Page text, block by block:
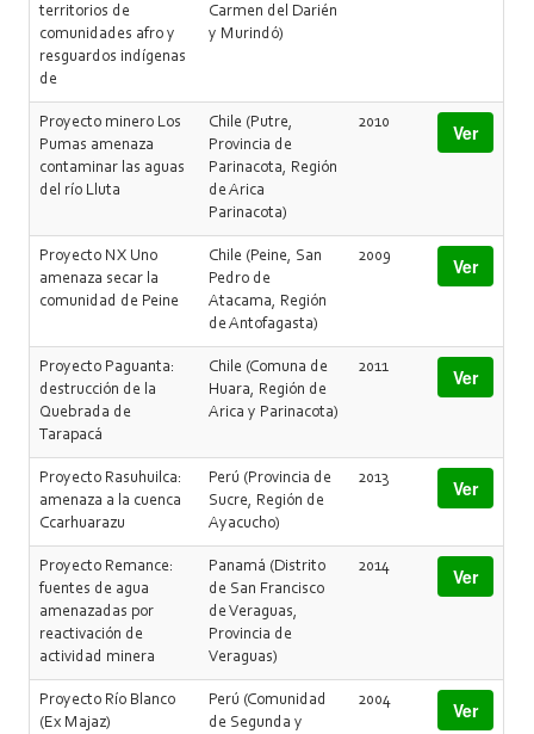
territorios de
comunidades afro y
resguardos indígenas
de
Carmen del Darién
y Murindó)
Proyecto minero Los
Pumas amenaza
contaminar las aguas
del río Lluta
Chile (Putre,
Provincia de
Parinacota, Región
de Arica
Parinacota)
2010 Ver
Proyecto NX Uno
amenaza secar la
comunidad de Peine
Chile (Peine, San
Pedro de
Atacama, Región
de Antofagasta)
2009 Ver
Proyecto Paguanta:
destrucción de la
Quebrada de
Tarapacá
Chile (Comuna de
Huara, Región de
Arica y Parinacota)
2011 Ver
Proyecto Rasuhuilca:
amenaza a la cuenca
Ccarhuarazu
Perú (Provincia de
Sucre, Región de
Ayacucho)
2013 Ver
Proyecto Remance:
fuentes de agua
amenazadas por
reactivación de
actividad minera
Panamá (Distrito
de San Francisco
de Veraguas,
Provincia de
Veraguas)
2014 Ver
Proyecto Río Blanco
(Ex Majaz)
Perú (Comunidad
de Segunda y
2004 Ver